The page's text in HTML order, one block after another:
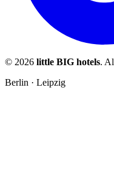
© 2026 little BIG hotels.
Berlin · Leipzig